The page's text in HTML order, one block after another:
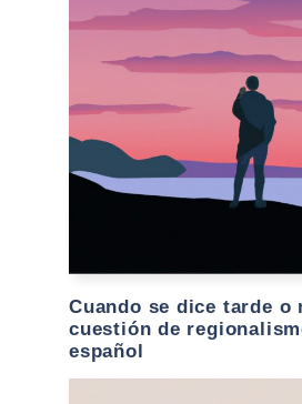
Cuando se dice tarde o
cuestión de
español